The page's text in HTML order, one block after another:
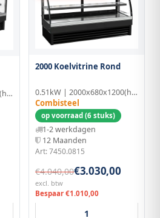
0.51kW | 2000x680x1200(h)mm
2000 Koelvitrine Rond
0.51kW | 2000x680x1200(h)mm
Combisteel
op voorraad (6 stuks)
1-2 werkdagen
12 Maanden
Art: 7450.0815
€4.040,00€3.030,00
excl. btw
Bespaar €1.010,00